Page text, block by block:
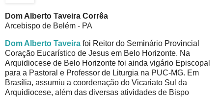
Dom Alberto Taveira Corrêa
Arcebispo de Belém - PA
Dom Alberto Taveira foi Reitor do Seminário Provincial
Coração Eucarístico de Jesus em Belo Horizonte. Na
Arquidiocese de Belo Horizonte foi ainda vigário Episcopal
para a Pastoral e Professor de Liturgia na PUC-MG. Em
Brasília, assumiu a coordenação do Vicariato Sul da
Arquidiocese, além das diversas atividades de Bispo